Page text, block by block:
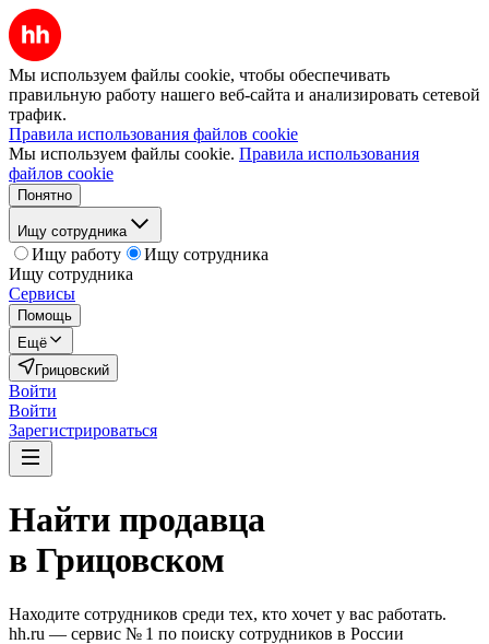
Мы используем файлы cookie, чтобы обеспечивать
правильную работу нашего веб-сайта и анализировать сетевой
трафик.
Правила использования файлов cookie
Мы используем файлы cookie. Правила использования
файлов cookie
Понятно
Ищу сотрудника
Ищу работу
Ищу сотрудника
Ищу сотрудника
Сервисы
Помощь
Ещё
Грицовский
Войти
Войти
Зарегистрироваться
Найти продавца
в Грицовском
Находите сотрудников среди тех, кто хочет у вас работать.
hh.ru — сервис № 1 по поиску сотрудников в России